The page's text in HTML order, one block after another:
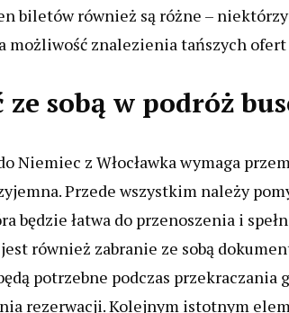
biletów również są różne –
możliwość znalezienia tańszych
sobą w podróż
Niemiec z Włocławka wymaga
Przede wszystkim należy
będzie łatwa do przenoszenia i
również zabranie ze sobą
potrzebne podczas przekraczania
rezerwacji. Kolejnym istotnym